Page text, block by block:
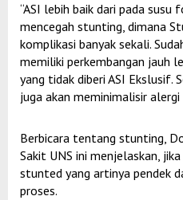
“ASI lebih baik dari pada susu
mencegah stunting, dimana
komplikasi banyak sekali.
memiliki perkembangan jauh
yang tidak diberi ASI Ekslusif.
juga akan meminimalisir
Berbicara tentang stunting,
Sakit UNS ini menjelaskan,
stunted yang artinya pendek
proses.